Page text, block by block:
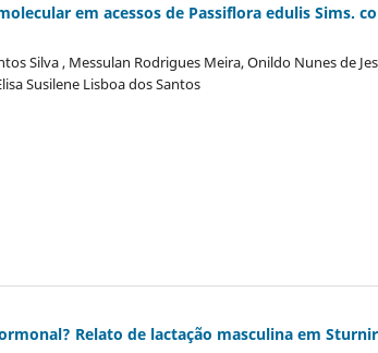
em acessos de Passiflora edulis Sims.
Silva , Messulan Rodrigues Meira, Onildo Nunes de
Susilene Lisboa dos Santos
Relato de lactação masculina em